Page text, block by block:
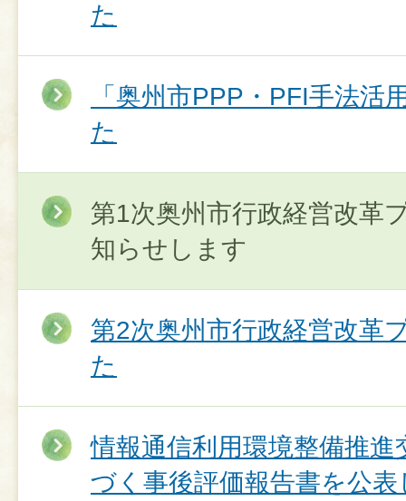
た
「奥州市PPP・PFI手法活
た
第1次奥州市行政経営改革
知らせします
第2次奥州市行政経営改革
た
情報通信利用環境整備推
づく事後評価報告書を公